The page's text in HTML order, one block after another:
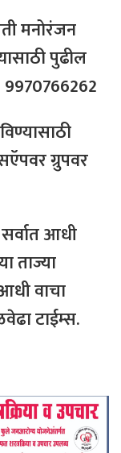
मनोरंजन
पुढील
ग्रुपवर
आधी
ताज्या
वाचा
टाईम्स.